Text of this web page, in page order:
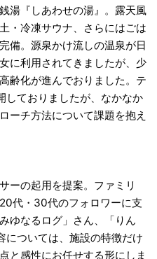
湯『しあわせの湯』。露天風
・冷凍サウナ、さらにはごは
備。源泉かけ流しの温泉が日
に利用されてきましたが、少
齢化が進んでおりました。テ
しておりましたが、なかなか
ーチ方法について課題を抱え
ーの起用を提案。ファミリ
代・30代のフォロワーに支
ゆなるログ」さん、「りん
については、施設の特徴だけ
と感性にお任せする形にしま